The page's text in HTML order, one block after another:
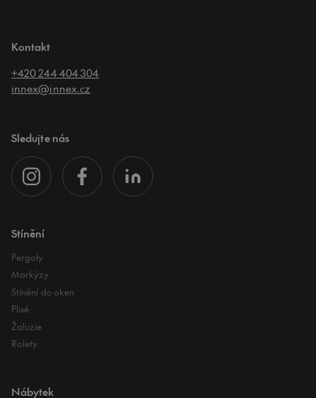
Kontakt
+420 244 404 304
innex@innex.cz
Sledujte nás
Stínění
Pergoly
Markýzy
Stínění do oken
Plisé
Žaluzie
Rolety
Nábytek